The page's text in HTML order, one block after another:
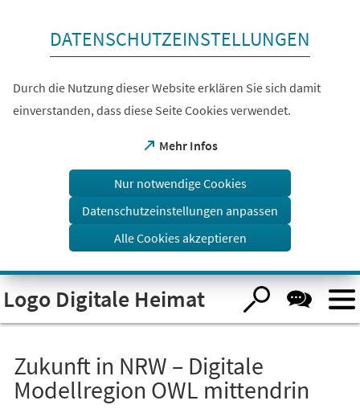
Visuelle
Assistenzsoftware
öffnen.
DATENSCHUTZEINSTELLUNGEN
Durch die Nutzung dieser Website erklären Sie sich damit
einverstanden, dass diese Seite Cookies verwendet.
Mehr Infos
(Öffnet
einem
Tab)
Nur notwendige Cookies
Datenschutzeinstellungen anpassen
Alle Cookies akzeptieren
Logo Digitale Heimat
Zukunft in NRW – Digitale
Modellregion OWL mittendrin